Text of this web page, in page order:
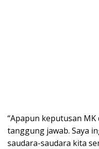
“Apapun keputusan
tanggung jawab. Saya
saudara-saudara kita